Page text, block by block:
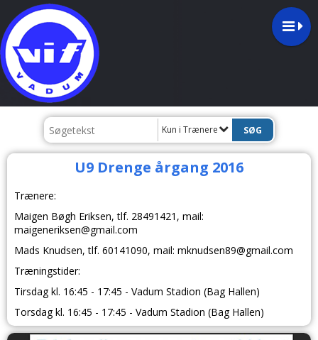
Kun i Trænere
U9 Drenge årgang 2016
Trænere:
Maigen Bøgh Eriksen, tlf. 28491421 , mail:
maigeneriksen@gmail.com
Mads Knudsen, tlf. 60141090, mail: mknudsen89@gmail.com
Træningstider:
Tirsdag kl. 16:45 - 17:45 - Vadum Stadion (Bag Hallen)
Torsdag kl. 16:45 - 17:45 - Vadum Stadion (Bag Hallen)